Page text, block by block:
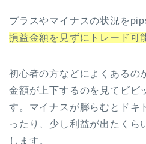
プラスやマイナスの状況を
損益金額を見ずにトレード可
初心者の方などによくあるの
金額が上下するのを見てビビ
す。マイナスが膨らむとドキ
ったり、少し利益が出たくら
します。